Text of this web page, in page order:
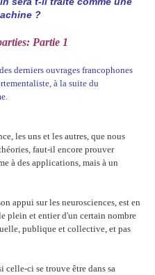
?
Partie 1
derniers ouvrages francophones
à la suite du
les uns et les autres, que nous
faut-il encore prouver
à des applications, mais à un
appui sur les neurosciences, est en
plein et entier d'un certain nombre
publique et collective, et pas
celle-ci se trouve être dans sa